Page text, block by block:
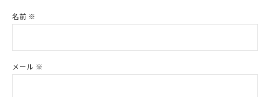
名前 ※
メール ※